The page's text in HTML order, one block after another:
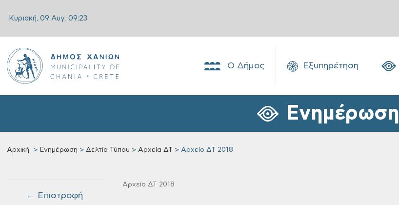
Κυριακή, 09 Αυγ, 09:23
Ο Δήμος Εξυπηρέτηση
Ενημέρωση
Αρχική Ενημέρωση Δελτία Τύπου Αρχεία ΔΤ Αρχείο ΔΤ 2018
← Επιστροφή
Αρχείο ΔΤ 2018